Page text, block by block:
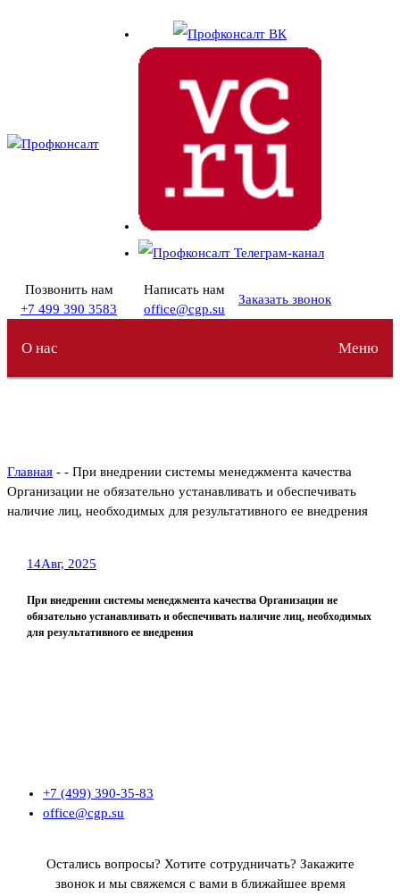
Позвонить нам
+7 499 390 3583
Написать нам
office@cgp.su
Заказать звонок
О нас Меню
Главная - - При внедрении системы менеджмента качества
Организации не обязательно устанавливать и обеспечивать
наличие лиц, необходимых для результативного ее внедрения
14Авг, 2025
При внедрении системы менеджмента качества Организации не
обязательно устанавливать и обеспечивать наличие лиц, необходимых
для результативного ее внедрения
+7 (499) 390-35-83
office@cgp.su
Остались вопросы? Хотите сотрудничать? Закажите
звонок и мы свяжемся с вами в ближайшее время